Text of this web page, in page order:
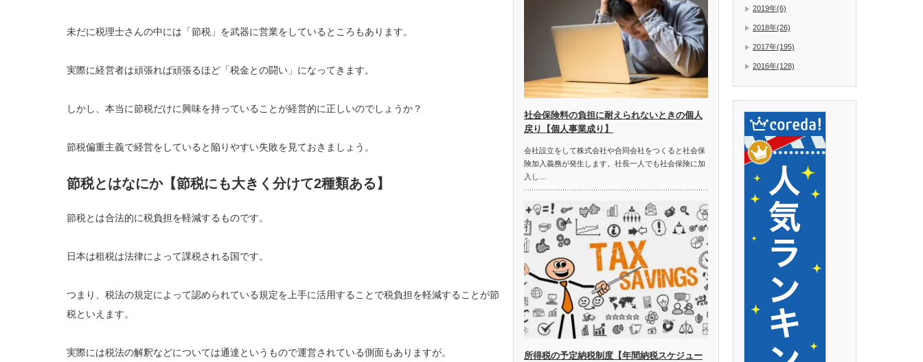
未だに税理士さんの中には「節税」を武器に営業をしているところもあります。
実際に経営者は頑張れば頑張るほど「税金との闘い」になってきます。
しかし、本当に節税だけに興味を持っていることが経営的に正しいのでしょうか？
節税偏重主義で経営をしていると陥りやすい失敗を見ておきましょう。
節税とはなにか【節税にも大きく分けて2種類ある】
節税とは合法的に税負担を軽減するものです。
日本は租税は法律によって課税される国です。
つまり、税法の規定によって認められている規定を上手に活用することで税負担を軽減することが節
税といえます。
実際には税法の解釈などについては通達というもので運営されている側面もありますが。
社会保険料の負担に耐えられないときの個人
戻り【個人事業成り】
会社設立をして株式会社や合同会社をつくると社会保
険加入義務が発生します。社長一人でも社会保険に加
入し…
所得税の予定納税制度【年間納税スケジュー
2019年(6)
2018年(26)
2017年(195)
2016年(128)